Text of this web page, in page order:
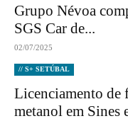
Grupo Névoa
SGS Car de...
02/07/2025
// S+ SETÚBAL
Licenciamento de
metanol em Sines